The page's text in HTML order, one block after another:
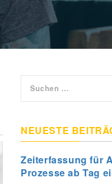
nach:
NEUESTE
Zeiterfassung für
Prozesse ab Tag